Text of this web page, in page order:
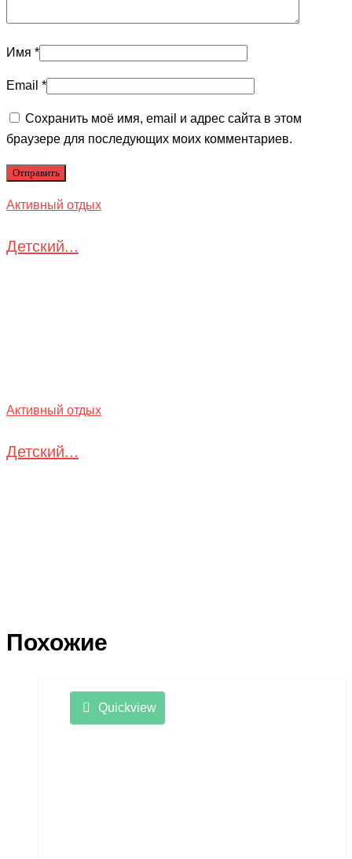
Имя *
Email *
Сохранить моё имя, email и адрес сайта в этом
браузере для последующих моих комментариев.
Активный отдых
Детский...
Активный отдых
Детский...
Похожие
Quickview